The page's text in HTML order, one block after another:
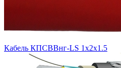
Кабель КПСВВнг-LS 1х2х1.5